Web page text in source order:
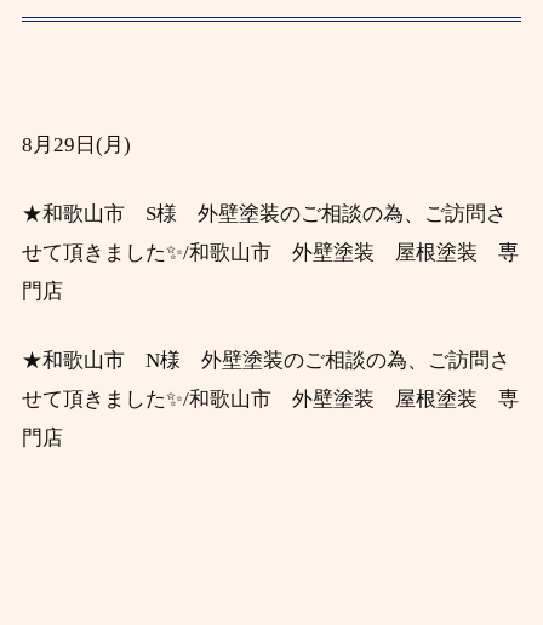
8月29 日(月 )
★和歌山市 S様 外壁塗装のご相談の為、ご訪問さ
せて頂きました✨/和歌山市 外壁塗装 屋根塗装 専
門店
★和歌山市 N様 外壁塗装のご相談の為、ご訪問さ
せて頂きました✨/和歌山市 外壁塗装 屋根塗装 専
門店